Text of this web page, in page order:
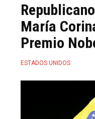
María
Premio
ESTADOS UNIDOS